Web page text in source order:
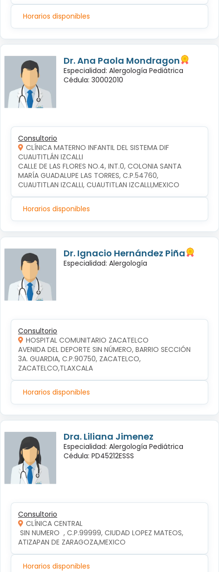
Horarios disponibles
Dr. Ana Paola Mondragon
Especialidad: Alergología Pediátrica
Cédula: 30002010
Consultorio
CLÍNICA MATERNO INFANTIL DEL SISTEMA DIF
CUAUTITLÁN IZCALLI
CALLE DE LAS FLORES NO.4, INT.0, COLONIA SANTA
MARÍA GUADALUPE LAS TORRES, C.P.54760,
CUAUTITLAN IZCALLI, CUAUTITLAN IZCALLI,MEXICO
Horarios disponibles
Dr. Ignacio Hernández Piña
Especialidad: Alergología
Consultorio
HOSPITAL COMUNITARIO ZACATELCO
AVENIDA DEL DEPORTE SIN NÚMERO, BARRIO SECCIÓN
3A. GUARDIA, C.P.90750, ZACATELCO,
ZACATELCO,TLAXCALA
Horarios disponibles
Dra. Liliana Jimenez
Especialidad: Alergología Pediátrica
Cédula: PD45212ESSS
Consultorio
CLÍNICA CENTRAL
ATIZAPAN DE ZARAGOZA,MEXICO
Horarios disponibles